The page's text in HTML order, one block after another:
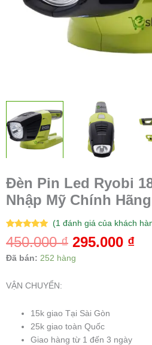
Đèn Pin Led Ryobi
Nhập Mỹ Chính Hãng
5.00 trên 5
dựa trên
(1đánh giá của khách
450.000₫ 295.000 ₫
Đã bán: 252 hàng
VẬN CHUYỂN:
15k giao Tại Sài Gòn
25k giao toàn Quốc
Giao hàng từ 1 đến 3 ngày